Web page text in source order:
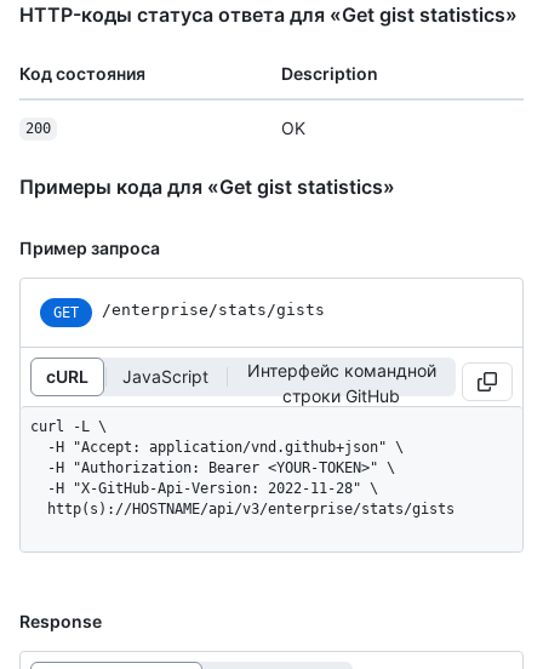
HTTP-коды статуса ответа для «Get gist statistics»
Код состояния Description
200 OK
Примеры кода для «Get gist statistics»
Пример запроса
GET /enterprise/stats/gists
cURL JavaScript
Интерфейс командной
строки GitHub
curl -L \
  http(s)://HOSTNAME/api/v3/enterprise/stats/gists
Response